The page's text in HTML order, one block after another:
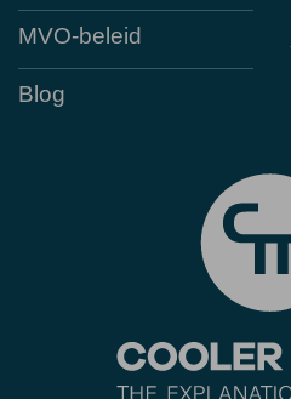
MVO-beleid
Blog